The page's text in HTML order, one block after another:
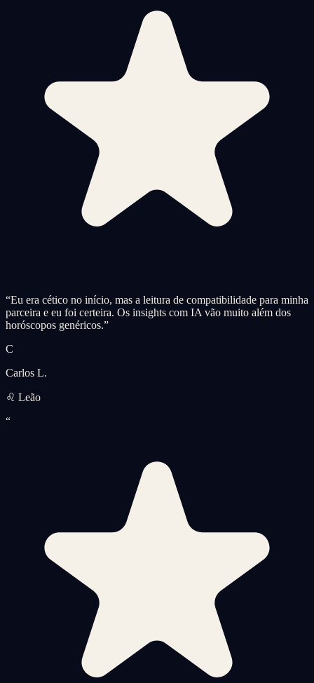
“Eu era cético no início, mas a leitura de compatibilidade para minha
parceira e eu foi certeira. Os insights com IA vão muito além dos
horóscopos genéricos.”
C
Carlos L.
♌ Leão
“